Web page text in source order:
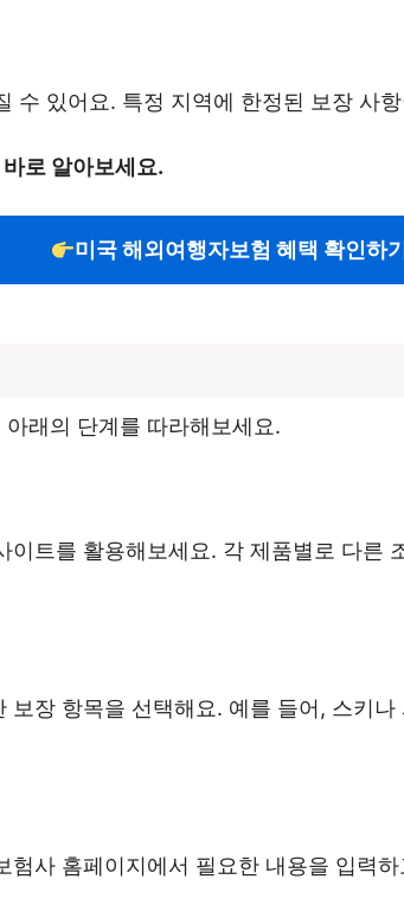
수 있어요. 특정 지역에 한정된 보장 사
로 알아보세요.
미국 해외여행자보험 혜택 확인하
래의 단계를 따라해보세요.
트를 활용해보세요. 각 제품별로 다른
장 항목을 선택해요. 예를 들어, 스키
사 홈페이지에서 필요한 내용을 입력